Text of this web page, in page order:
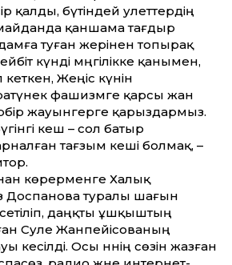
қалды, бүтіндей әулет­тердің
қаншама тағдыр
туған жерінен топырақ
күнді мәңгілікке қанымен,
Жеңіс күнін
фашизмге қарсы жан
жауынгерге қарыздармыз.
кеш – сол батыр
тағзым кеші болмақ, –
көрерменге Халық
Доспанова туралы шағын
даңқты ұшқыштың
Сәуле Жанпейісованың
кесілді. Осы әннің сөзін жазған